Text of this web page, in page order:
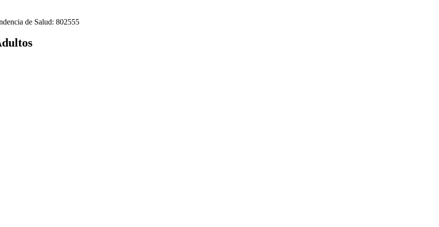
de Salud: 802555